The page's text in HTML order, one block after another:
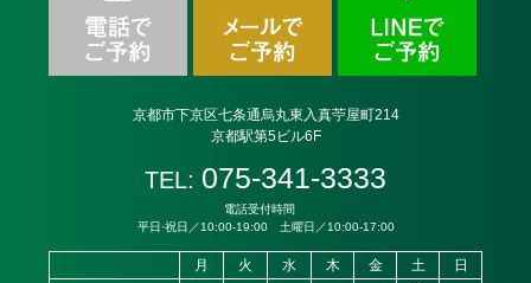
京都市下京区七条通烏丸東入真苧屋町214
京都駅第5ビル6F
TEL: 075-341-3333
電話受付時間
平日·祝日／10:00-19:00 土曜日／10:00-17:00
月 火 水 木 金 土 日